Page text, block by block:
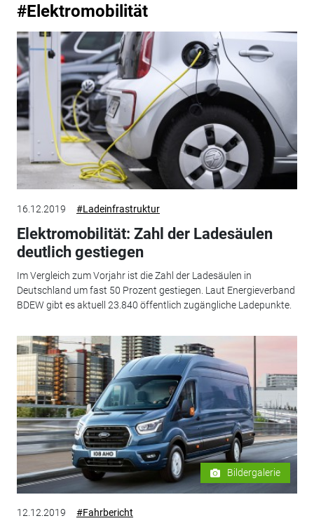
#Elektromobilität
16.12.2019 #Ladeinfrastruktur
Elektromobilität: Zahl der Ladesäulen
deutlich gestiegen
Im Vergleich zum Vorjahr ist die Zahl der Ladesäulen in
Deutschland um fast 50 Prozent gestiegen. Laut Energieverband
BDEW gibt es aktuell 23.840 öffentlich zugängliche Ladepunkte.
Bildergalerie
12.12.2019 #Fahrbericht